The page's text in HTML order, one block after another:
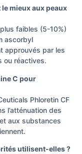
mieux aux peaux
faibles (5-10%)
ascorbyl
approuvés par les
ou réactives.
C pour
Phloretin CF
l’atténuation des
aux substances
utilisent-elles ?